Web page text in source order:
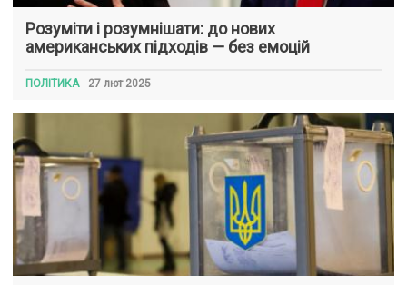
Розуміти і розумнішати: до нових
американських підходів — без емоцій
ПОЛІТИКА 27 лют 2025